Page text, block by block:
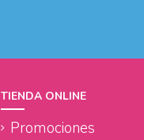
TIENDA ONLINE
Promociones